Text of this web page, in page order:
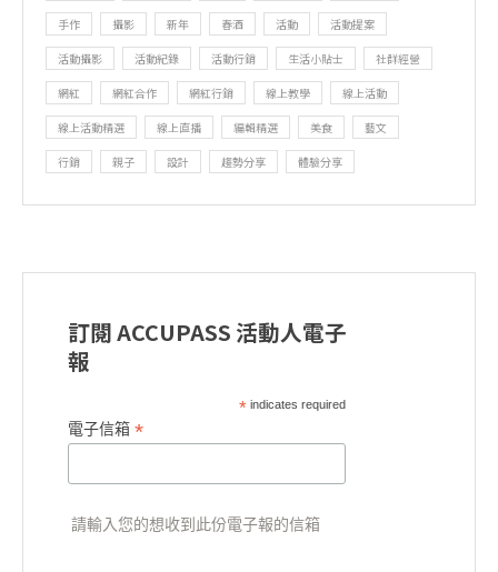
手作 攝影 新年 春酒 活動 活動提案
活動攝影 活動紀錄 活動行銷 生活小貼士 社群經營
網紅 網紅合作 網紅行銷 線上教學 線上活動
線上活動精選 線上直播 編輯精選 美食 藝文
行銷 親子 設計 趨勢分享 體驗分享
訂閱 ACCUPASS 活動人電子
報
*indicates required
電子信箱 *
請輸入您的想收到此份電子報的信箱